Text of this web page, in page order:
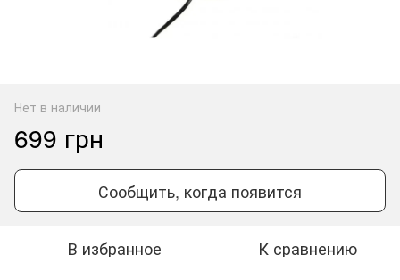
Нет в наличии
699 грн
Сообщить, когда появится
В избранное К сравнению